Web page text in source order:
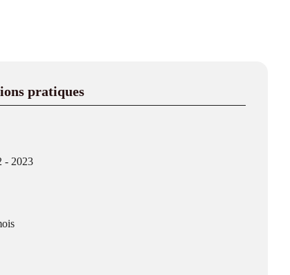
pratiques
- 2023